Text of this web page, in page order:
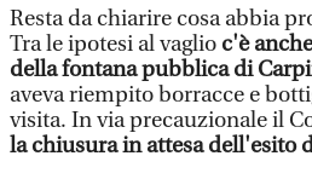
Resta da chiarire cosa abbia
Tra le ipotesi al vaglio c'è
della fontana pubblica di
aveva riempito borracce e
visita. In via precauzionale il
la chiusura in attesa dell'esito